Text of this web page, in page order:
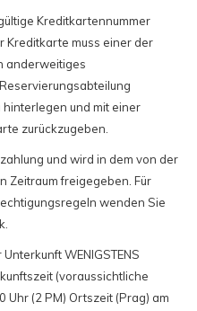
Kreditkartennummer
Kreditkarte muss einer der
anderweitiges
und mit einer
zurückzugeben.
und wird in dem von der
Zeitraum freigegeben. Für
wenden Sie
WENIGSTENS
(voraussichtliche
(2 PM) Ortszeit (Prag) am